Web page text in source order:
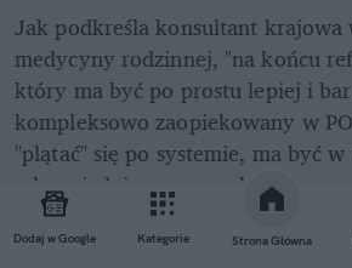
Dodaj w Google Kategorie Strona Główna
Jak podkreśla konsultant krajowa
medycyny rodzinnej, "na końcu
który ma być po prostu lepiej i
kompleksowo zaopiekowany w
"plątać" się po systemie, ma być
odpowiednio poprowadzony.
REKLAMA